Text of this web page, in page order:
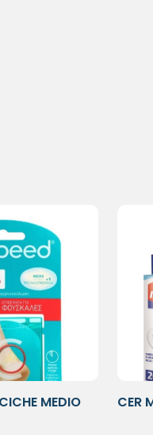
MEDIO
CER